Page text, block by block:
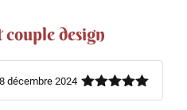
design
Note5sur
décembre 2024